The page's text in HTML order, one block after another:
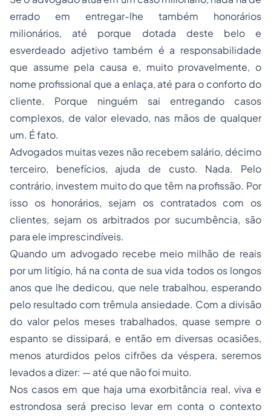
errado em entregar-lhe também honorários
milionários, até porque dotada deste belo e
esverdeado adjetivo também é a responsabilidade
que assume pela causa e, muito provavelmente, o
nome profissional que a enlaça, até para o conforto do
cliente. Porque ninguém sai entregando casos
complexos, de valor elevado, nas mãos de qualquer
um. É fato.
Advogados muitas vezes não recebem salário, décimo
terceiro, benefícios, ajuda de custo. Nada. Pelo
contrário, investem muito do que têm na profissão. Por
isso os honorários, sejam os contratados com os
clientes, sejam os arbitrados por sucumbência, são
para ele imprescindíveis.
Quando um advogado recebe meio milhão de reais
por um litígio, há na conta de sua vida todos os longos
anos que lhe dedicou, que nele trabalhou, esperando
pelo resultado com trêmula ansiedade. Com a divisão
do valor pelos meses trabalhados, quase sempre o
espanto se dissipará, e então em diversas ocasiões,
menos aturdidos pelos cifrões da véspera, seremos
levados a dizer: — até que não foi muito.
Nos casos em que haja uma exorbitância real, viva e
estrondosa será preciso levar em conta o contexto